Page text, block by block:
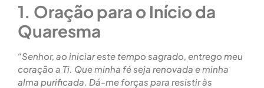
1. Oração para o Início da
Quaresma
“Senhor, ao iniciar este tempo sagrado, entrego meu
coração a Ti. Que minha fé seja renovada e minha
alma purificada. Dá-me forças para resistir às